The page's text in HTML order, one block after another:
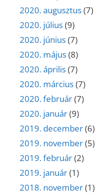
2020. augusztus(7)
2020. július(9)
2020. június(7)
2020. május(8)
2020. április(7)
2020. március(7)
2020. február(7)
2020. január(9)
2019. december(6)
2019. november(5)
2019. február(2)
2019. január(1)
2018. november(1)